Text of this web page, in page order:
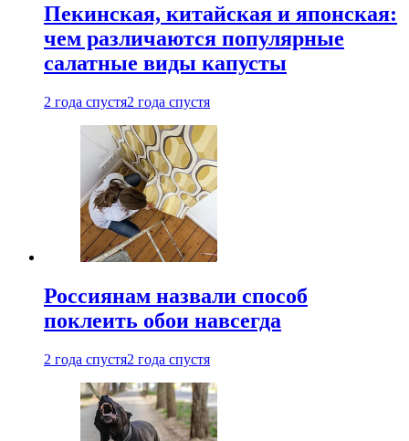
Пекинская, китайская и японская:
чем различаются популярные
салатные виды капусты
2 года спустя2 года спустя
Россиянам назвали способ
поклеить обои навсегда
2 года спустя2 года спустя